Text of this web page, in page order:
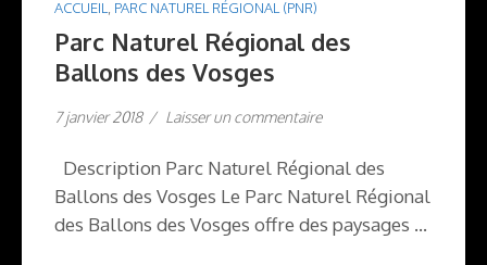
ACCUEIL, PARC NATUREL RÉGIONAL (PNR)
Parc Naturel Régional des
Ballons des Vosges
7 janvier 2018 / Laisser un commentaire
Description Parc Naturel Régional des
Ballons des Vosges Le Parc Naturel Régional
des Ballons des Vosges offre des paysages …